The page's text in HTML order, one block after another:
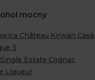
mocny
Château Kirwan Cask
3
Estate Cognac
Liqueur